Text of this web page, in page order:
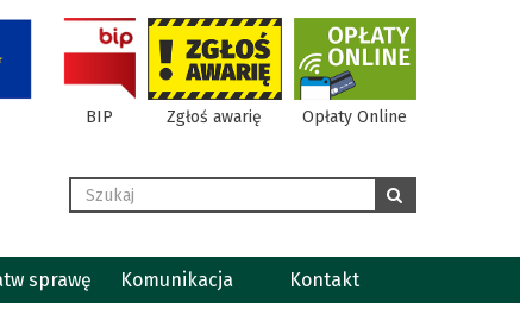
BIP Zgłoś awarię Opłaty Online
Wyszukaj szukaj
sprawę Komunikacja Kontakt